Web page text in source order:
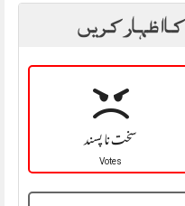
اظہار کریں
سخت نا پسند
Votes